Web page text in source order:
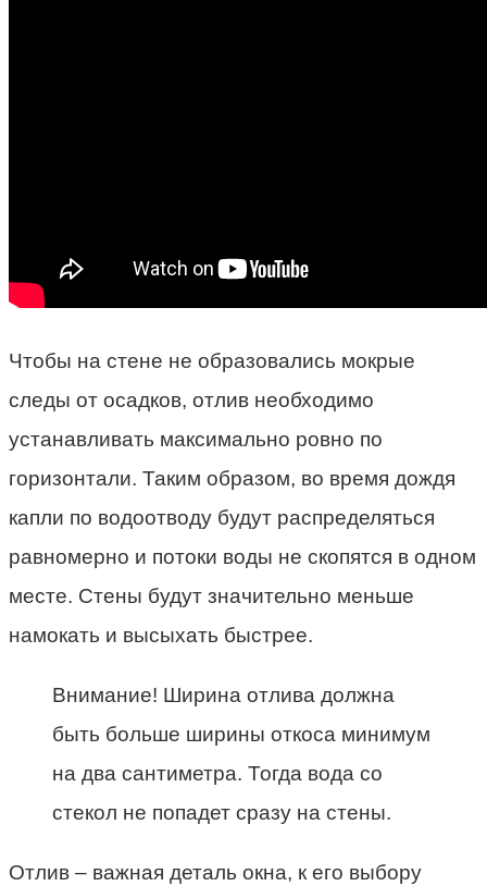
Чтобы на стене не образовались мокрые
следы от осадков, отлив необходимо
устанавливать максимально ровно по
горизонтали. Таким образом, во время дождя
капли по водоотводу будут распределяться
равномерно и потоки воды не скопятся в одном
месте. Стены будут значительно меньше
намокать и высыхать быстрее.
Внимание! Ширина отлива должна
быть больше ширины откоса минимум
на два сантиметра. Тогда вода со
стекол не попадет сразу на стены.
Отлив – важная деталь окна, к его выбору